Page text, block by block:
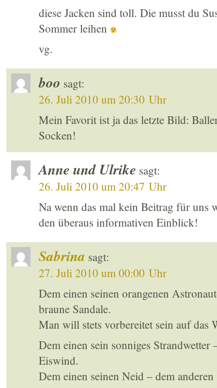
diese Jacken sind toll. Die musst du
Sommer leihen
vg.
boo sagt:
26. Juli 2010 um 20:30 Uhr
Mein Favorit ist ja das letzte Bild:
Socken!
Anne und Ulrike sagt:
26. Juli 2010 um 20:47 Uhr
Na wenn das mal kein Beitrag für
den überaus informativen Einblick!
Sabrina sagt:
27. Juli 2010 um 00:00 Uhr
Dem einen seinen orangenen
braune Sandale.
Man will stets vorbereitet sein auf das
Dem einen sein sonniges Strandwetter
Eiswind.
Dem einen seinen Neid – dem